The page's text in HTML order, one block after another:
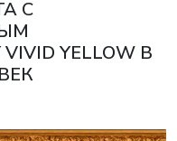
С
YELLOW В